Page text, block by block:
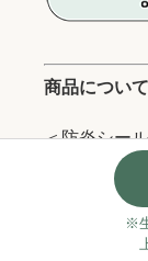
※
商品について
＜防炎シー
【ラグ・カ
原則付いて